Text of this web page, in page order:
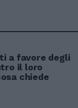
a favore degli
il loro
chiede